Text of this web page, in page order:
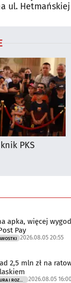
ul. Hetmańskiej
PKS
apka, więcej
Pay
2026.08.05 20:55
2,5 mln zł na
2026.08.05 16:00